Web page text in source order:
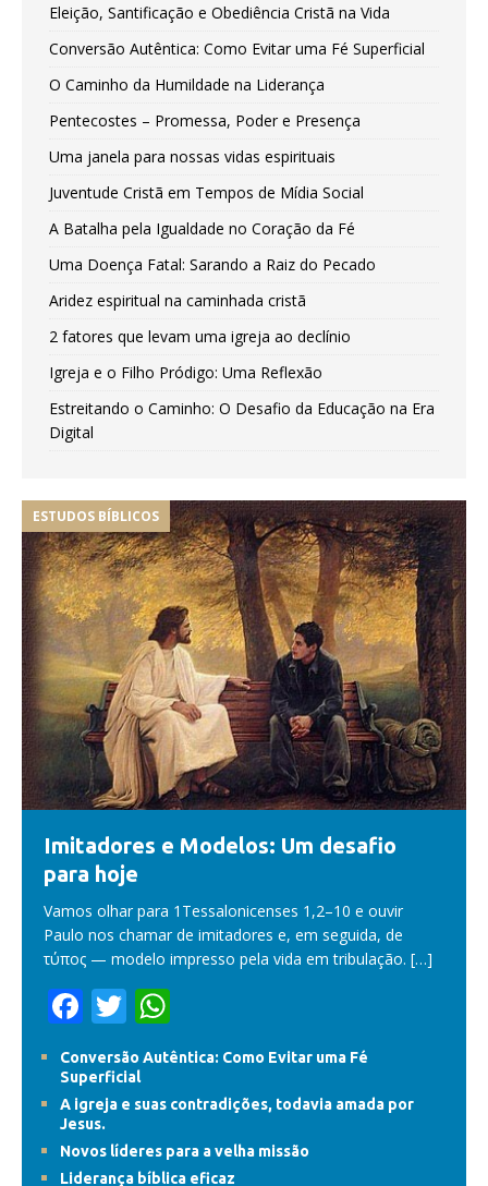
Eleição, Santificação e Obediência Cristã na Vida
Conversão Autêntica: Como Evitar uma Fé Superficial
O Caminho da Humildade na Liderança
Pentecostes – Promessa, Poder e Presença
Uma janela para nossas vidas espirituais
Juventude Cristã em Tempos de Mídia Social
A Batalha pela Igualdade no Coração da Fé
Uma Doença Fatal: Sarando a Raiz do Pecado
Aridez espiritual na caminhada cristã
2 fatores que levam uma igreja ao declínio
Igreja e o Filho Pródigo: Uma Reflexão
Estreitando o Caminho: O Desafio da Educação na Era
Digital
ESTUDOS BÍBLICOS
Imitadores e Modelos: Um desafio
para hoje
Vamos olhar para 1Tessalonicenses 1,2–10 e ouvir
Paulo nos chamar de imitadores e, em seguida, de
τύπος — modelo impresso pela vida em tribulação. […]
F
e
b
o
T
w
itt
er
h
at
s
A
Conversão Autêntica: Como Evitar uma Fé
Superficial
A igreja e suas contradições, todavia amada por
Jesus.
Novos líderes para a velha missão
Liderança bíblica eficaz